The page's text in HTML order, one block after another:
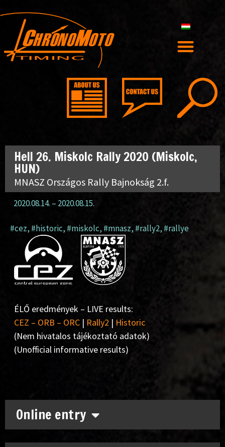
Online entry
Hell 26. Miskolc Rally 2020 (Miskolc,
HUN)
MNASZ Országos Rally Bajnokság 2.f.
2020.08.14. – 2020.08.15.
#cez, #historic, #miskolc, #mnasz,#rally2, #rallye
ÉLŐ eredmények – LIVE results:
CEZ – ORB – ORC | Rally2 | Historic
(Nem hivatalos tájékoztató adatok)
(Unofficial informative results)